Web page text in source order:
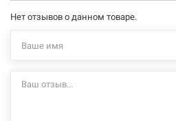
Нет отзывов о данном товаре.